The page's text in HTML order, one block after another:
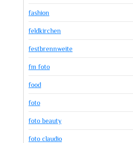
fashion
feldkirchen
festbrennweite
fm foto
food
foto
foto beauty
foto claudio